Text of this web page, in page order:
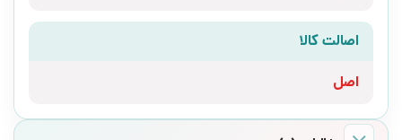
اصالت کالا
اصل